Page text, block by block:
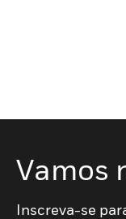
Vamos
Inscreva-se